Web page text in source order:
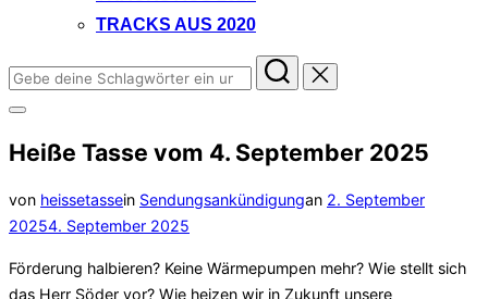
TRACKS AUS 2020
Suchen
nach:
Seitenleiste
Navigation
Heiße Tasse vom 4. September 2025
von heissetassein Sendungsankündigungan Veröffentlicht
2. September
20254. September 2025
Förderung halbieren? Keine Wärmepumpen mehr? Wie stellt sich
das Herr Söder vor? Wie heizen wir in Zukunft unsere